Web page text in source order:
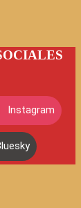
Instagram